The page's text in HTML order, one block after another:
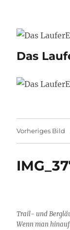
Das
Vorheriges Bild
Trail- und
Wenn man